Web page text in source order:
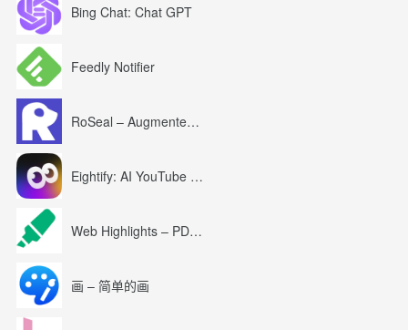
Bing Chat: Chat GPT
Feedly Notifier
RoSeal – Augmented Roblox Experience
Eightify: AI YouTube Summary with ChatGPT
Web Highlights – PDF & Web Highlighter
画 – 简单的画